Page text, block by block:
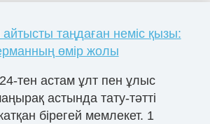
таңдаған неміс қызы:
өмір жолы
тен астам ұлт пен ұлыс
астында тату-тәтті
бірегей мемлекет. 1